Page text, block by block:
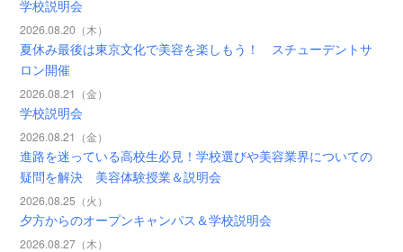
学校説明会
2026.08.20（木）
夏休み最後は東京文化で美容を楽しもう！ スチューデントサ
ロン開催
2026.08.21（金）
学校説明会
2026.08.21（金）
進路を迷っている高校生必見！学校選びや美容業界についての
疑問を解決 美容体験授業＆説明会
2026.08.25（火）
夕方からのオープンキャンパス＆学校説明会
2026.08.27（木）